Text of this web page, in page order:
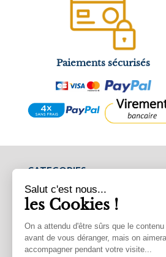
Paiements sécurisés
CATEGORIES
Accueil
Stores sur mesure
Brise bises 
les Cookies !
de ce site vous intéresse avant de
vous déranger, mais on aimerait bien
votre visite...